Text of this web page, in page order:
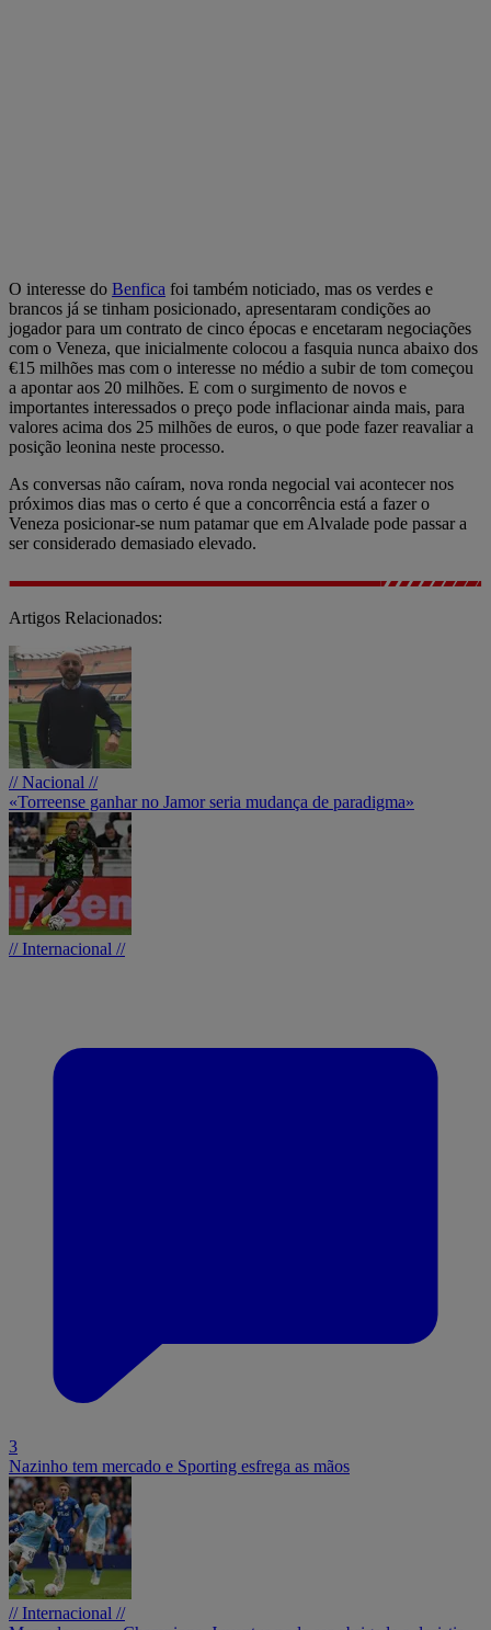
O interesse do Benfica foi também noticiado, mas os verdes e
brancos já se tinham posicionado, apresentaram condições ao
jogador para um contrato de cinco épocas e encetaram negociações
com o Veneza, que inicialmente colocou a fasquia nunca abaixo dos
€15 milhões mas com o interesse no médio a subir de tom começou
a apontar aos 20 milhões. E com o surgimento de novos e
importantes interessados o preço pode inflacionar ainda mais, para
valores acima dos 25 milhões de euros, o que pode fazer reavaliar a
posição leonina neste processo.
As conversas não caíram, nova ronda negocial vai acontecer nos
próximos dias mas o certo é que a concorrência está a fazer o
Veneza posicionar-se num patamar que em Alvalade pode passar a
ser considerado demasiado elevado.
Artigos Relacionados:
// Nacional //
«Torreense ganhar no Jamor seria mudança de paradigma»
// Internacional //
3
Nazinho tem mercado e Sporting esfrega as mãos
// Internacional //